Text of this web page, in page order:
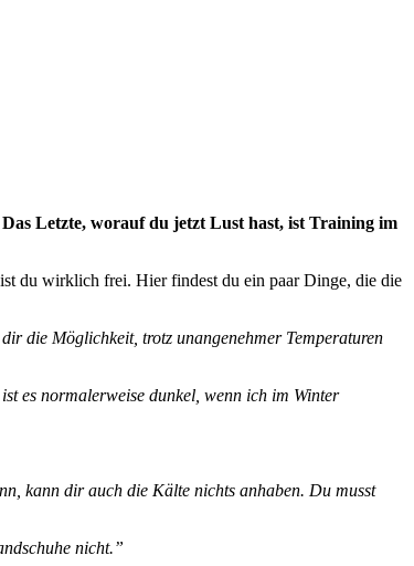
Letzte, worauf du jetzt Lust hast, ist Training im
du wirklich frei. Hier findest du ein paar Dinge, die die
die Möglichkeit, trotz unangenehmer Temperaturen
es normalerweise dunkel, wenn ich im Winter
kann dir auch die Kälte nichts anhaben. Du musst
nicht.”